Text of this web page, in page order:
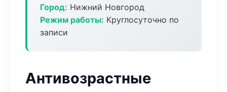
Город: Нижний Новгород
Режим работы: Круглосуточно по
записи
Антивозрастные